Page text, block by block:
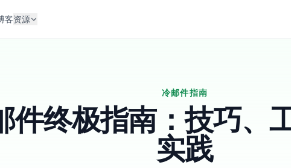
客资源
冷邮件指南
件终极指南：技巧、
实践